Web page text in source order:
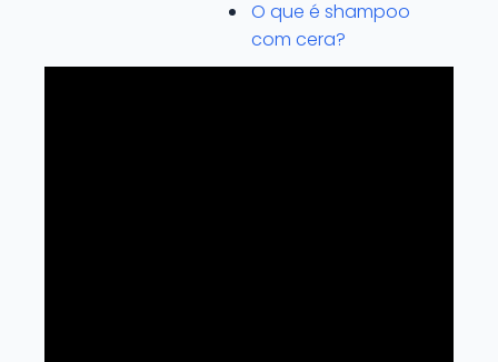
O que é shampoo
com cera?